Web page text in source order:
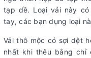
tạp dề. Loại vải này
tay, các bạn dụng loại
Vải thô mộc có sợi dệt
nhất khi thêu bằng